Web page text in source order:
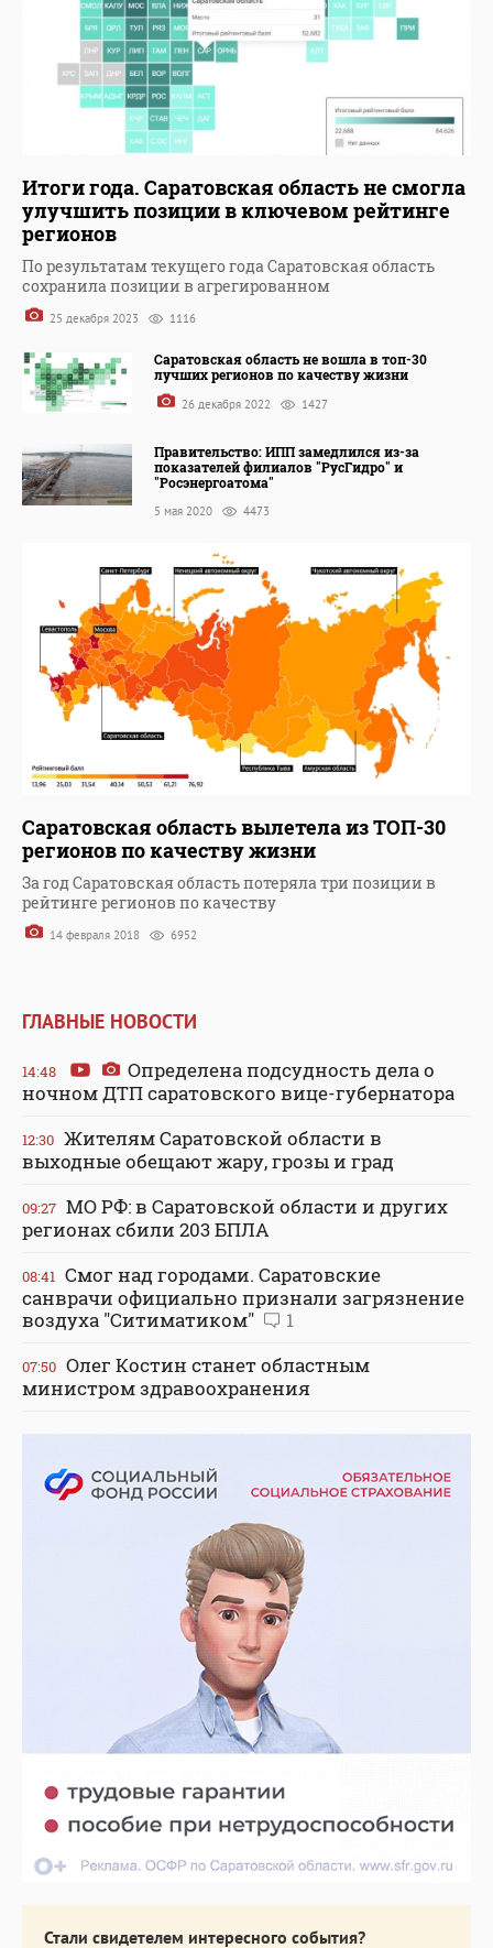
Итоги года. Саратовская область не смогла
улучшить позиции в ключевом рейтинге
регионов
По результатам текущего года Саратовская область
сохранила позиции в агрегированном
25 декабря 2023 1116
Саратовская область не вошла в топ-30
лучших регионов по качеству жизни
26 декабря 2022 1427
Правительство: ИПП замедлился из-за
показателей филиалов "РусГидро" и
"Росэнергоатома"
5 мая 2020 4473
Саратовская область вылетела из ТОП-30
регионов по качеству жизни
За год Саратовская область потеряла три позиции в
рейтинге регионов по качеству
14 февраля 2018 6952
ГЛАВНЫЕ НОВОСТИ
14:48
Определена подсудность дела о
ночном ДТП саратовского вице-губернатора
12:30 Жителям Саратовской области в
выходные обещают жару, грозы и град
09:27 МО РФ: в Саратовской области и других
регионах сбили 203 БПЛА
08:41 Смог над городами. Саратовские
санврачи официально признали загрязнение
воздуха "Ситиматиком"
1
07:50 Олег Костин станет областным
министром здравоохранения
Стали свидетелем интересного события?